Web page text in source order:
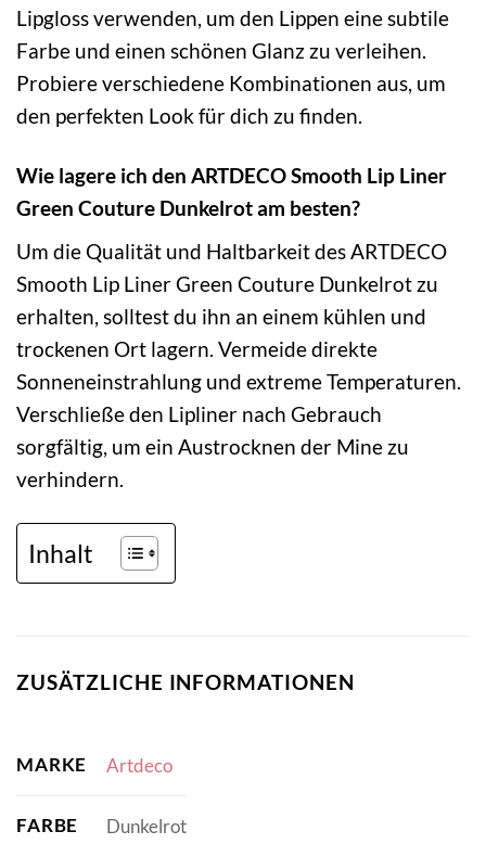
Lipgloss verwenden, um den Lippen eine subtile
Farbe und einen schönen Glanz zu verleihen.
Probiere verschiedene Kombinationen aus, um
den perfekten Look für dich zu finden.
Wie lagere ich den ARTDECO Smooth Lip Liner
Green Couture Dunkelrot am besten?
Um die Qualität und Haltbarkeit des ARTDECO
Smooth Lip Liner Green Couture Dunkelrot zu
erhalten, solltest du ihn an einem kühlen und
trockenen Ort lagern. Vermeide direkte
Sonneneinstrahlung und extreme Temperaturen.
Verschließe den Lipliner nach Gebrauch
sorgfältig, um ein Austrocknen der Mine zu
verhindern.
Inhalt
ZUSÄTZLICHE INFORMATIONEN
MARKE Artdeco
FARBE Dunkelrot